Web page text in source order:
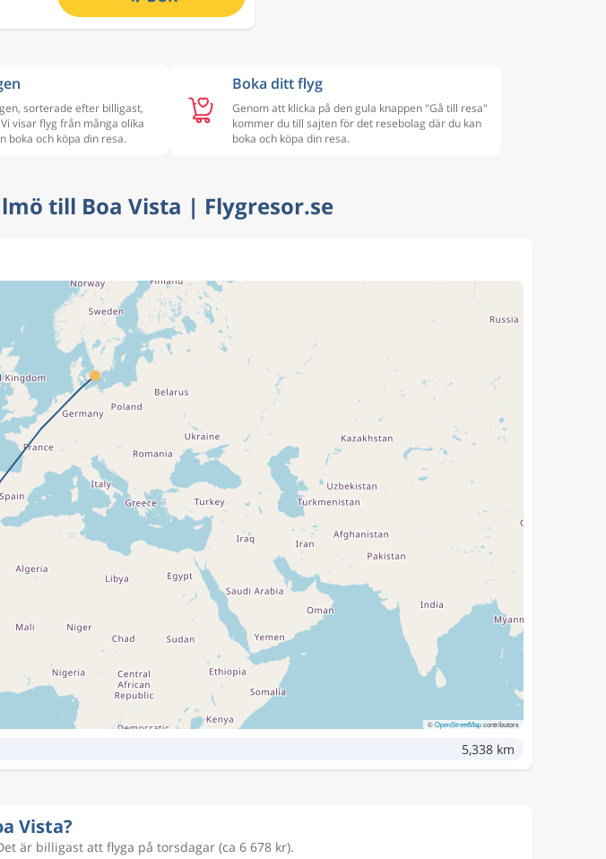
sorterade efter billigast,
visar flyg från många olika
boka och köpa din resa.
Boka ditt flyg
Genom att klicka på den gula knappen "Gå till resa"
kommer du till sajten för det resebolag där du kan
boka och köpa din resa.
till Boa Vista | Flygresor.se
©OpenStreetMapcontributors
5,338 km
Vista?
är billigast att flyga på torsdagar (ca 6 678 kr).